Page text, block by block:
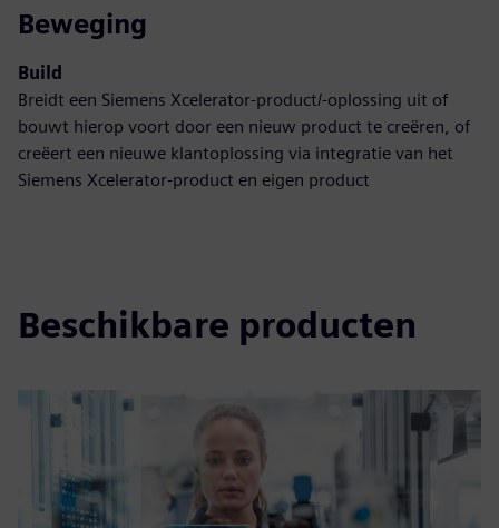
Beweging
Build
Breidt een Siemens Xcelerator-product/-oplossing uit of
bouwt hierop voort door een nieuw product te creëren, of
creëert een nieuwe klantoplossing via integratie van het
Siemens Xcelerator-product en eigen product
Beschikbare producten